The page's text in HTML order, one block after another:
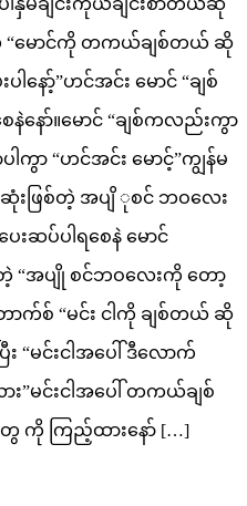
ယ် “မောင်ကို တကယ်ချစ်တယ် ဆို
နော့်”ဟင်အင်း မောင် “ချစ်
နော်။မောင် “ချစ်ကလည်းကွာ
ကွာ “ဟင်အင်း မောင့်”ကျွန်မ
ဆုံးဖြစ်တဲ့ အပျိ ုစင် ဘဝလေး
ဆပ်ပါရစေနဲ မောင်
“အပျို စင်ဘဝလေးကို တော့
ောက်စ် “မင်း ငါကို ချစ်တယ် ဆို
း “မင်းငါအပေါ် ဒီလောက်
”မင်းငါအပေါ် တကယ်ချစ်
ေ ကို ကြည့်ထားနော် […]